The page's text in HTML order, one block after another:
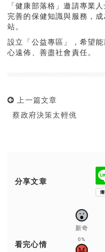
「健康部落格」邀請專業
完善的保健知識與服務，
站。
設立「公益專區」，希望
心遠佈、善盡社會責任。
上一篇文章
蔡政府決策太輕佻
分享文章
看完心情
新奇
0%